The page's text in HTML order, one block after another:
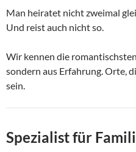
Man heiratet nicht zweimal
Und reist auch nicht so.
Wir kennen die
sondern aus Erfahrung. Orte,
sein.
Spezialist für